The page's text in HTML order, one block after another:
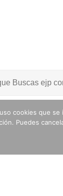
cookies que
Puedes